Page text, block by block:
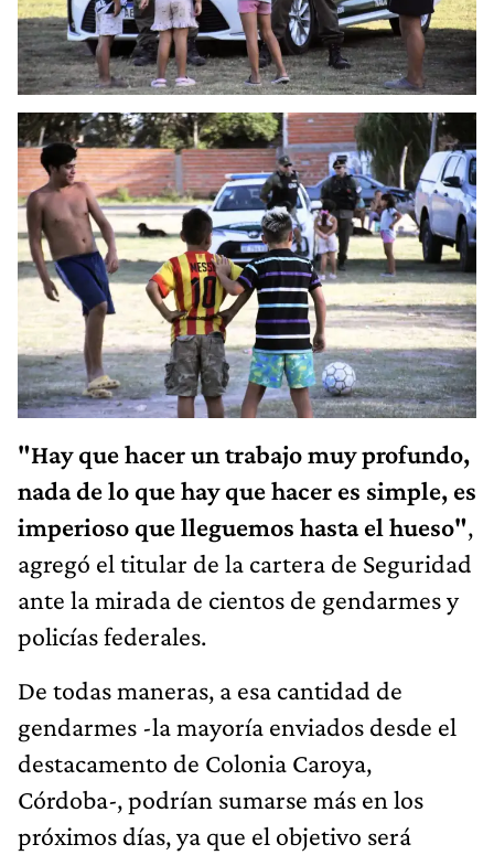
"Hay que hacer un trabajo muy profundo,
nada de lo que hay que hacer es simple, es
imperioso que lleguemos hasta el hueso",
agregó el titular de la cartera de Seguridad
ante la mirada de cientos de gendarmes y
policías federales.
De todas maneras, a esa cantidad de
gendarmes -la mayoría enviados desde el
destacamento de Colonia Caroya,
Córdoba-, podrían sumarse más en los
próximos días, ya que el objetivo será